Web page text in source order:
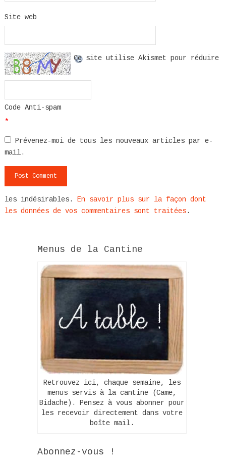
Site web
Code Anti-spam
*
Prévenez-moi de tous les nouveaux articles par e-
mail.
Ce site utilise Akismet pour réduire
les indésirables. En savoir plus sur la façon dont
les données de vos commentaires sont traitées.
Menus de la Cantine
Retrouvez ici, chaque semaine, les
menus servis à la cantine (Came,
Bidache). Pensez à vous abonner pour
les recevoir directement dans votre
boîte mail.
Abonnez-vous !